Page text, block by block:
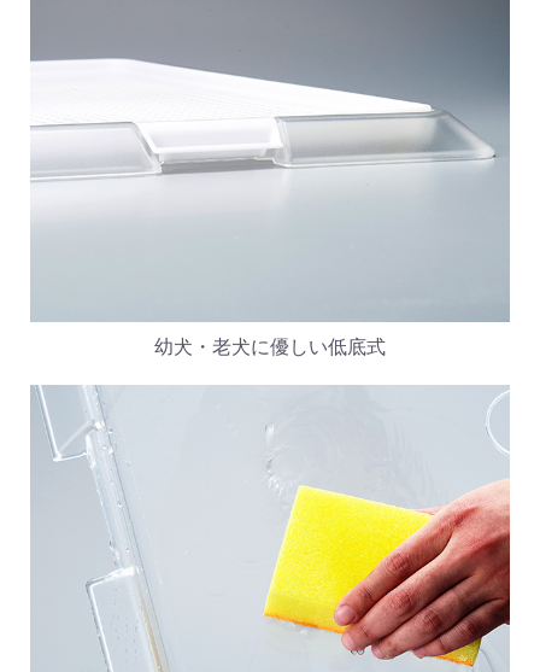
幼犬・老犬に優しい低底式